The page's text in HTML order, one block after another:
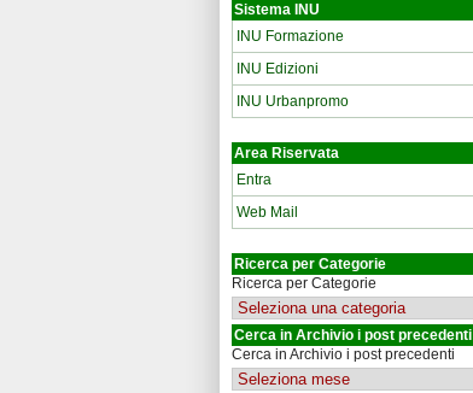
Sistema INU
INU Formazione
INU Edizioni
INU Urbanpromo
Area Riservata
Entra
Web Mail
Ricerca per Categorie
Ricerca per Categorie
Cerca in Archivio i post precedenti
Cerca in Archivio i post precedenti